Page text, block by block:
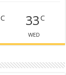
C 33C
WED